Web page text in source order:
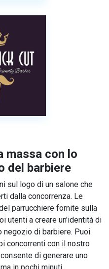
massa con lo
del barbiere
sul logo di un salone che
dalla concorrenza. Le
parrucchiere fornite sulla
utenti a creare un'identità di
negozio di barbiere. Puoi
concorrenti con il nostro
di generare uno